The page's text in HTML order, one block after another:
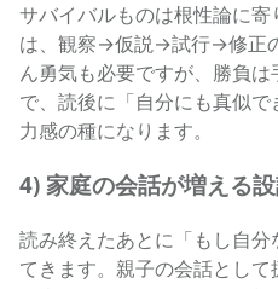
サバイバルものは根性論に
は、観察→仮説→試行→修正
ん勇気も必要ですが、勝負
で、読後に「自分にも真似
力感の種になります。
4) 家庭の会話が増える
読み終えたあとに「もし自
てきます。親子の会話とし